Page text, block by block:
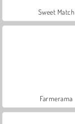
Sweet Match
Farmerama